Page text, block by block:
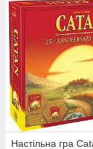
Настільна гра